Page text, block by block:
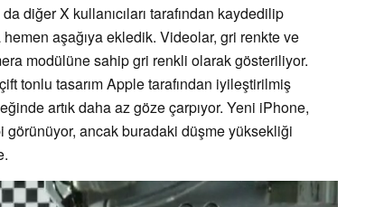
diğer X kullanıcıları tarafından kaydedilip
aşağıya ekledik. Videolar, gri renkte ve
modülüne sahip gri renkli olarak gösteriliyor.
tonlu tasarım Apple tarafından iyileştirilmiş
artık daha az göze çarpıyor. Yeni iPhone,
görünüyor, ancak buradaki düşme yüksekliği